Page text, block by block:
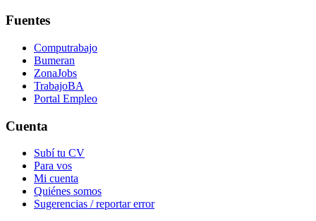
Fuentes
Computrabajo
Bumeran
ZonaJobs
TrabajoBA
Portal Empleo
Cuenta
Subí tu CV
Para vos
Mi cuenta
Quiénes somos
Sugerencias / reportar error